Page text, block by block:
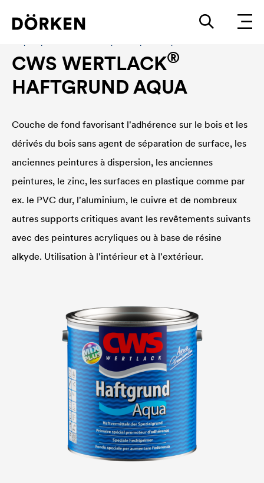
CWS WERTLACK®
HAFTGRUND AQUA
Couche de fond favorisant l'adhérence sur le bois et les
dérivés du bois sans agent de séparation de surface, les
anciennes peintures à dispersion, les anciennes
peintures, le zinc, les surfaces en plastique comme par
ex. le PVC dur, l'aluminium, le cuivre et de nombreux
autres supports critiques avant les revêtements suivants
avec des peintures acryliques ou à base de résine
alkyde. Utilisation à l'intérieur et à l'extérieur.